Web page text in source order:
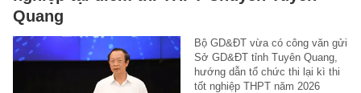
Quang
Bộ GD&ĐT vừa có công văn gửi
Sở GD&ĐT tỉnh Tuyên Quang,
hướng dẫn tổ chức thi lại kì thi
tốt nghiệp THPT năm 2026